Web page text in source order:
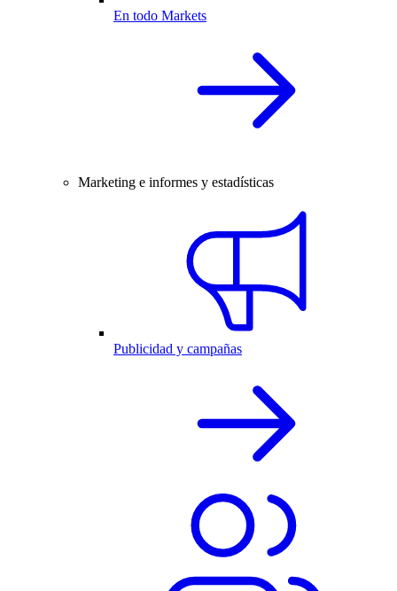
En todo Markets
Marketing e informes y estadísticas
Publicidad y campañas